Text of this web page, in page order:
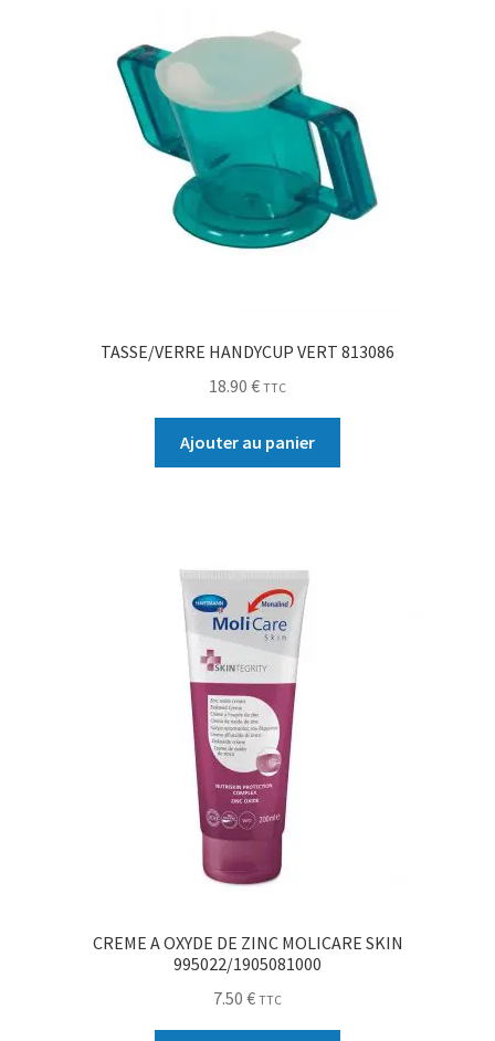
TASSE/VERRE HANDYCUP VERT 813086
18.90 € TTC
Ajouter au panier
CREME A OXYDE DE ZINC MOLICARE SKIN
995022/1905081000
7.50 € TTC